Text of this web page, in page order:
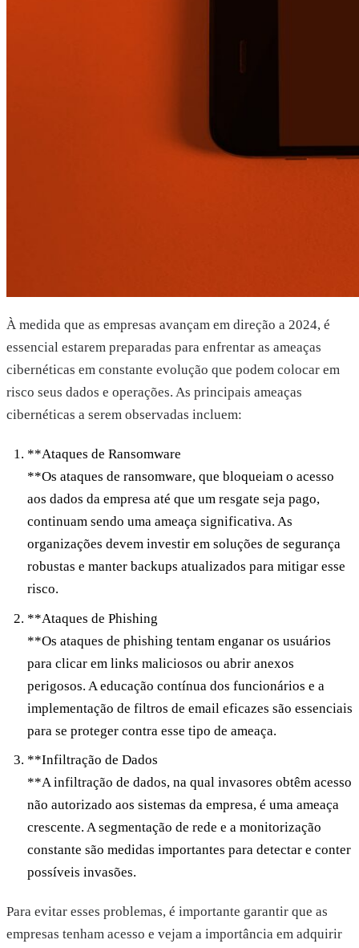
À medida que as empresas avançam em direção a 2024, é
essencial estarem preparadas para enfrentar as ameaças
cibernéticas em constante evolução que podem colocar em
risco seus dados e operações. As principais ameaças
cibernéticas a serem observadas incluem:
**Ataques de Ransomware
**Os ataques de ransomware, que bloqueiam o acesso
aos dados da empresa até que um resgate seja pago,
continuam sendo uma ameaça significativa. As
organizações devem investir em soluções de segurança
robustas e manter backups atualizados para mitigar esse
risco.
**Ataques de Phishing
**Os ataques de phishing tentam enganar os usuários
para clicar em links maliciosos ou abrir anexos
perigosos. A educação contínua dos funcionários e a
implementação de filtros de email eficazes são essenciais
para se proteger contra esse tipo de ameaça.
**Infiltração de Dados
**A infiltração de dados, na qual invasores obtêm acesso
não autorizado aos sistemas da empresa, é uma ameaça
crescente. A segmentação de rede e a monitorização
constante são medidas importantes para detectar e conter
possíveis invasões.
Para evitar esses problemas, é importante garantir que as
empresas tenham acesso e vejam a importância em adquirir